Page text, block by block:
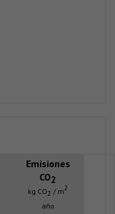
Emisiones
CO2
kg CO2 / m2
año